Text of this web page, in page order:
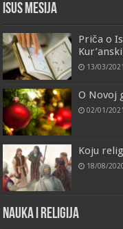
Isus Mesija
Priča o
13/03/2021
O Novoj
02/01/2021
Koju
18/08/
Nauka i religija